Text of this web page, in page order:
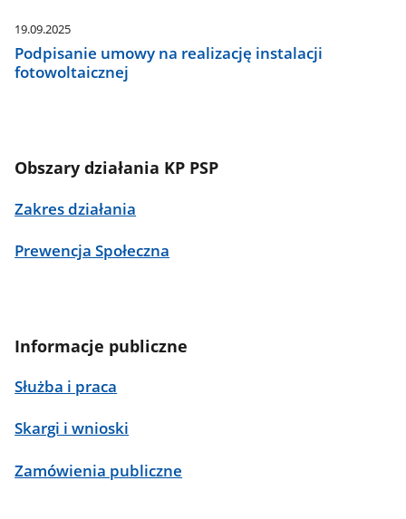
19.09.2025
Podpisanie umowy na realizację instalacji
fotowoltaicznej
Obszary działania KP PSP
Zakres działania
Prewencja Społeczna
Informacje publiczne
Służba i praca
Skargi i wnioski
Zamówienia publiczne